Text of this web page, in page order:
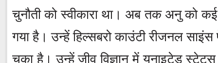
चुनौती को स्वीकारा था। अब तक अनु को कई
गया है। उन्हें हिल्सबरो काउंटी रीजनल
चुका है। उन्हें जीव विज्ञान में यूनाइटेड स्टेट्‌स